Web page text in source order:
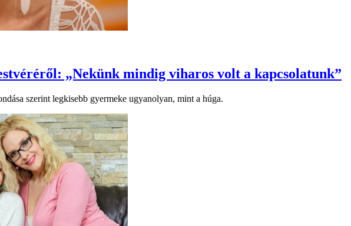
„Nekünk mindig viharos volt a kapcsolatunk”
szerint legkisebb gyermeke ugyanolyan, mint a húga.